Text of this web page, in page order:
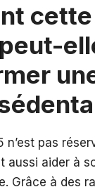
cette
n’est pas
aussi aider à
Grâce à des